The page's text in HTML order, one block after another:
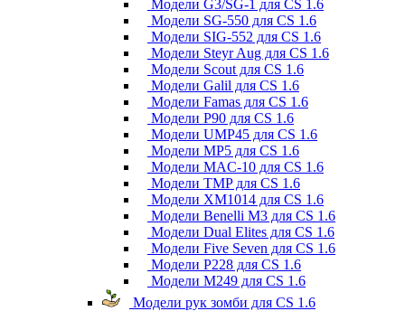
Модели G3/SG-1 для CS 1.6
Модели SG-550 для CS 1.6
Модели SIG-552 для CS 1.6
Модели Steyr Aug для CS 1.6
Модели Scout для CS 1.6
Модели Galil для CS 1.6
Модели Famas для CS 1.6
Модели P90 для CS 1.6
Модели UMP45 для CS 1.6
Модели MP5 для CS 1.6
Модели MAC-10 для CS 1.6
Модели TMP для CS 1.6
Модели XM1014 для CS 1.6
Модели Benelli M3 для CS 1.6
Модели Dual Elites для CS 1.6
Модели Five Seven для CS 1.6
Модели P228 для CS 1.6
Модели M249 для CS 1.6
Модели рук зомби для CS 1.6